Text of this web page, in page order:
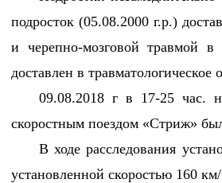
подросток (05.08.2000 г.р.)
и черепно-мозговой травмой в
доставлен в травматологическое
09.08.2018 г в 17-25 час.
скоростным поездом «Стриж»
В ходе расследования
установленной скоростью 160